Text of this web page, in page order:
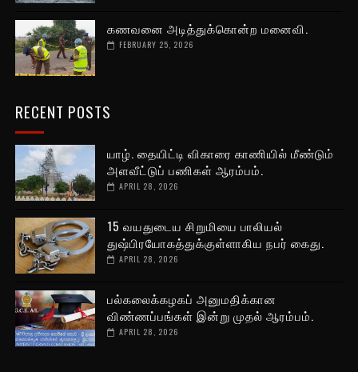
கணவனை அடித்துக்கொன்ற மனைவி.
FEBRUARY 25, 2026
RECENT POSTS
யாழ். தையிட்டி விகாரை காணியில் மீண்டும்
அளவீட்டுப் பணிகள் ஆரம்பம்.
APRIL 28, 2026
15 வயதுடைய சிறுமியை பாலியல்
துஷ்பிரயோகத்துக்குள்ளாகிய நபர் கைது.
APRIL 28, 2026
பல்கலைக்கழகப் அனுமதிக்கான
விண்ணப்பங்கள் இன்று முதல் ஆரம்பம்.
APRIL 28, 2026